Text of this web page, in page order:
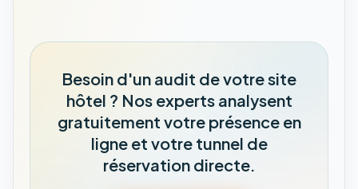
Besoin d'un audit de votre site
hôtel ? Nos experts analysent
gratuitement votre présence en
ligne et votre tunnel de
réservation directe.